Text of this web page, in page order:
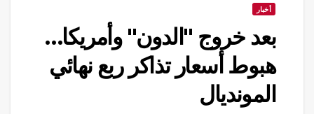
أخبار
بعد خروج "الدون" وأمريكا…
هبوط أسعار تذاكر ربع نهائي
المونديال